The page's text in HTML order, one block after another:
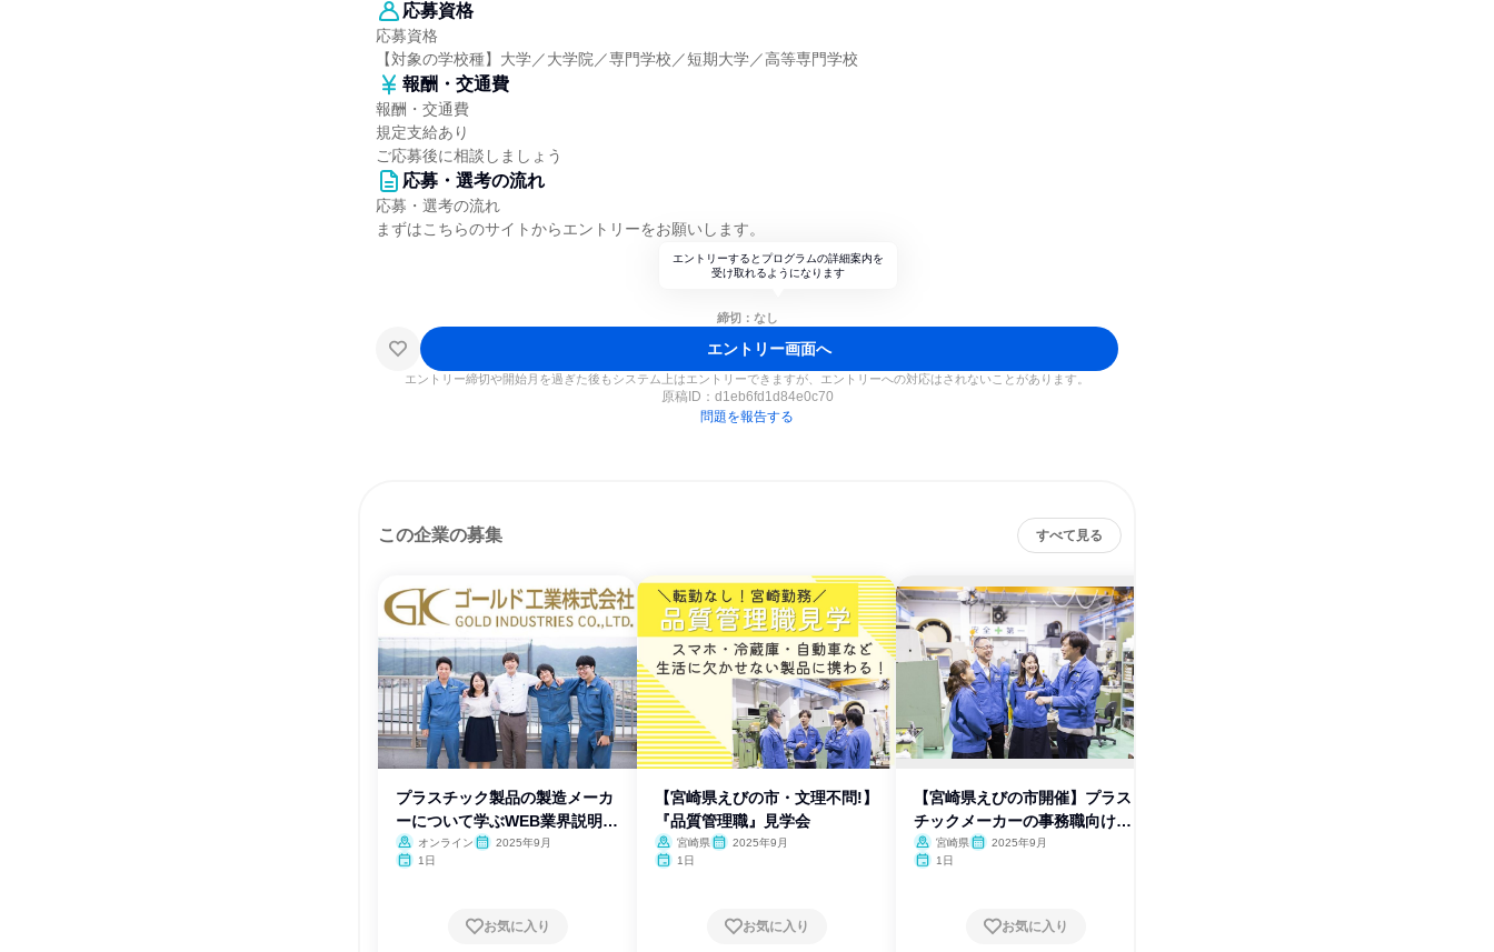
応募資格
応募資格
【対象の学校種】大学／大学院／専門学校／短期大学／高等専門学校
報酬・交通費
報酬・交通費
規定支給あり
ご応募後に相談しましょう
応募・選考の流れ
応募・選考の流れ
まずはこちらのサイトからエントリーをお願いします。
エントリーするとプログラムの詳細案内を
受け取れるようになります
締切：なし
エントリー画面へ
エントリー締切や開始月を過ぎた後もシステム上はエントリーできますが、エントリーへの対応はされないことがあります。
原稿ID： d1eb6fd1d84e0c70
問題を報告する
この企業の募集 すべて見る
プラスチック製品の製造メーカ
ーについて学ぶWEB業界説明
会! オンライン
2025年9月
1日
お気に入り
【宮崎県えびの市・文理不問!】
『品質管理職』見学会
宮崎県
2025年9月
1日
お気に入り
【宮崎県えびの市開催】プラス
チックメーカーの事務職向け説
明会宮崎県
2025年9月
1日
お気に入り